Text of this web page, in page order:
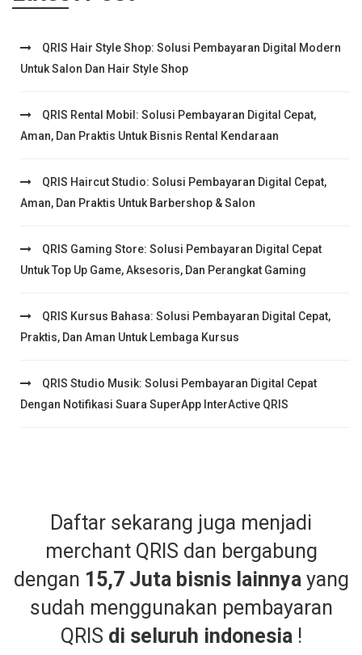
QRIS Hair Style Shop: Solusi Pembayaran Digital Modern
Untuk Salon Dan Hair Style Shop
QRIS Rental Mobil: Solusi Pembayaran Digital Cepat,
Aman, Dan Praktis Untuk Bisnis Rental Kendaraan
QRIS Haircut Studio: Solusi Pembayaran Digital Cepat,
Aman, Dan Praktis Untuk Barbershop & Salon
QRIS Gaming Store: Solusi Pembayaran Digital Cepat
Untuk Top Up Game, Aksesoris, Dan Perangkat Gaming
QRIS Kursus Bahasa: Solusi Pembayaran Digital Cepat,
Praktis, Dan Aman Untuk Lembaga Kursus
QRIS Studio Musik: Solusi Pembayaran Digital Cepat
Dengan Notifikasi Suara SuperApp InterActive QRIS
Daftar sekarang juga menjadi
merchant QRIS dan bergabung
dengan 15,7 Juta bisnis lainnyayang
sudah menggunakan pembayaran
QRIS di seluruh indonesia!